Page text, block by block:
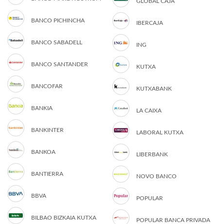
BANCO PICHINCHA
BANCO SABADELL
BANCO SANTANDER
BANCOFAR
BANKIA
BANKINTER
BANKOA
BANTIERRA
BBVA
BILBAO BIZKAIA KUTXA
IBERCAJA
ING
KUTXA
KUTXABANK
LA CAIXA
LABORAL KUTXA
LIBERBANK
NOVO BANCO
POPULAR
POPULAR BANCA PRIVADA